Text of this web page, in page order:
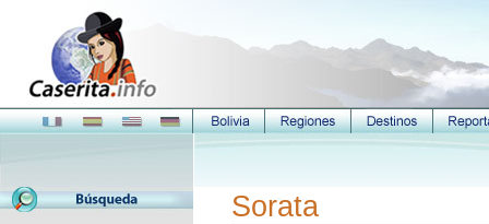
Sorata